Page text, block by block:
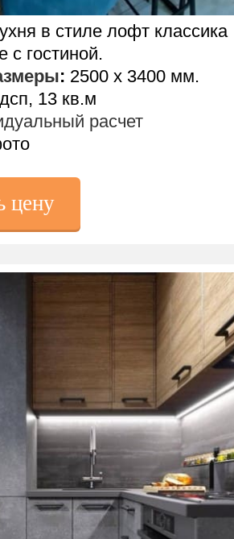
в стиле лофт классика
гостиной.
: 2500 х 3400 мм.
13 кв.м
расчет
цену